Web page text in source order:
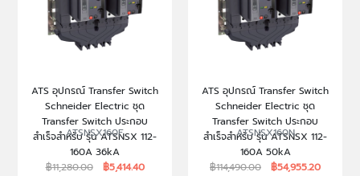
ATS อุปกรณ์ Transfer Switch
Schneider Electric ชุด
Transfer Switch ประกอบ
สำเร็จสำหรับ รุ่น ATSNSX 112-
160A 36kA
ATSNSX160F
฿11,280.00 ฿5,414.40
ATS อุปกรณ์ Transfer Switch
Schneider Electric ชุด
Transfer Switch ประกอบ
สำเร็จสำหรับ รุ่น ATSNSX 112-
160A 50kA
ATSNSX160N
฿114,490.00 ฿54,955.20